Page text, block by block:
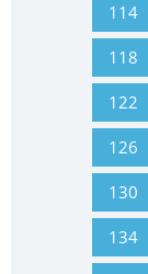
114
118
122
126
130
134